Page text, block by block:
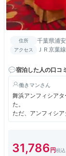
住所 千葉県浦
アクセス ＪＲ京葉
宿泊した人の口コミ
働きマン
舞浜アンフィシア
た。
ただ、アンフィシア
きません。
アンバサダーホテル
31,786